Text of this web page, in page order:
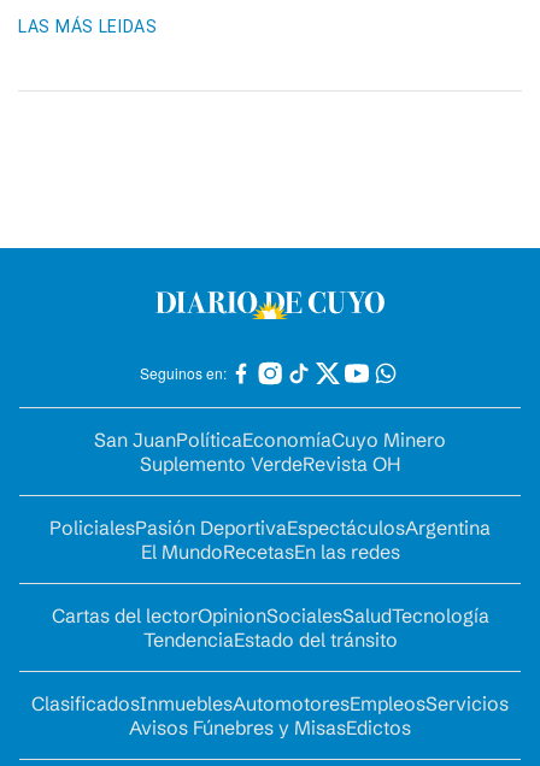
LAS MÁS LEIDAS
Seguinos en:
San JuanPolíticaEconomíaCuyo Minero
Suplemento VerdeRevista OH
PolicialesPasión DeportivaEspectáculosArgentina
El MundoRecetasEn las redes
Cartas del lectorOpinionSocialesSaludTecnología
TendenciaEstado del tránsito
ClasificadosInmueblesAutomotoresEmpleosServicios
Avisos Fúnebres y MisasEdictos